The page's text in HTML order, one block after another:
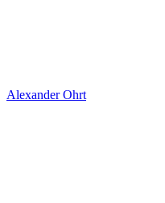
Alexander Ohrt